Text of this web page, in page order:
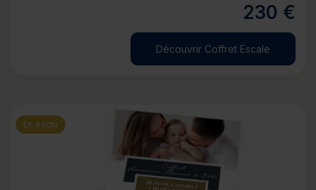
230 €
Découvrir Coffret Escale
En exclu